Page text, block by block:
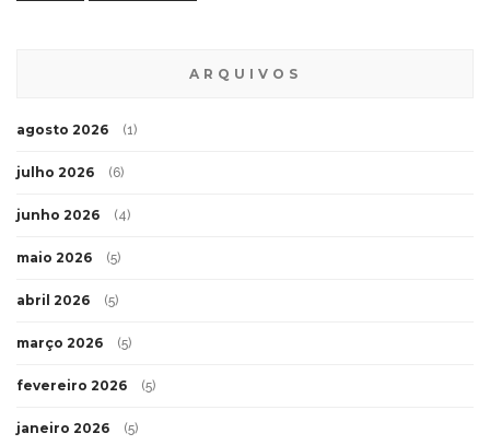
ARQUIVOS
agosto 2026 (1)
julho 2026 (6)
junho 2026 (4)
maio 2026 (5)
abril 2026 (5)
março 2026 (5)
fevereiro 2026 (5)
janeiro 2026 (5)